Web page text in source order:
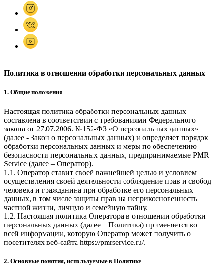
Политика в отношении обработки персональных данных
1. Общие положения
Настоящая политика обработки персональных данных
составлена в соответствии с требованиями Федерального
закона от 27.07.2006. №152-ФЗ «О персональных данных»
(далее - Закон о персональных данных) и определяет порядок
обработки персональных данных и меры по обеспечению
безопасности персональных данных, предпринимаемые PMR
Service (далее – Оператор).
1.1. Оператор ставит своей важнейшей целью и условием
осуществления своей деятельности соблюдение прав и свобод
человека и гражданина при обработке его персональных
данных, в том числе защиты прав на неприкосновенность
частной жизни, личную и семейную тайну.
1.2. Настоящая политика Оператора в отношении обработки
персональных данных (далее – Политика) применяется ко
всей информации, которую Оператор может получить о
посетителях веб-сайта https://pmrservice.ru/.
2. Основные понятия, используемые в Политике